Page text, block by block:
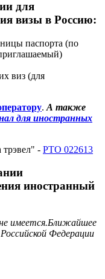
для
визы в Россию:
паспорта (по
виз (для
. А также
для иностранных
трэвел" - РТО 022613
иностранный
имеется.Ближайшее
Федерации